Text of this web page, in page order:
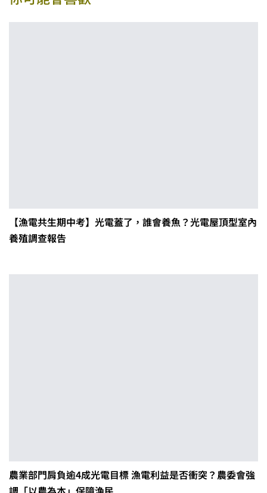
【漁電共生期中考】光電蓋了，誰會養魚？光電屋頂型室內
養殖調查報告
農業部門肩負逾4成光電目標 漁電利益是否衝突？農委會強